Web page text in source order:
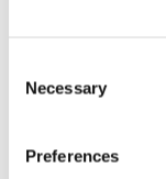
Necessary
Preferences
Kl. 14.30 i